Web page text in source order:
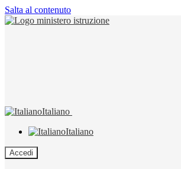
Salta al contenuto
Italiano
Italiano
Accedi